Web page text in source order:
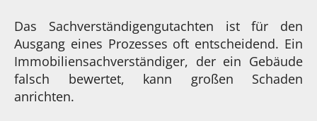
Das Sachverständigengutachten ist für den
Ausgang eines Prozesses oft entscheidend. Ein
Immobiliensachverständiger, der ein Gebäude
falsch bewertet, kann großen Schaden
anrichten.